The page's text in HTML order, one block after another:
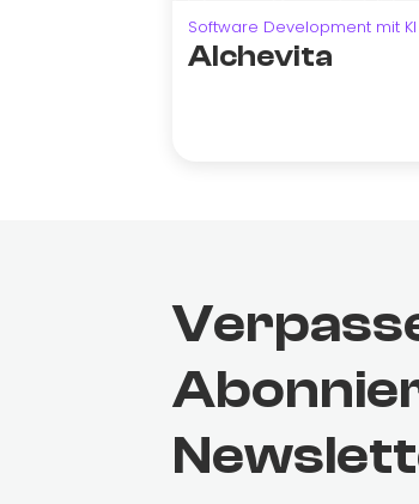
Software Development mit KI
Alchevita